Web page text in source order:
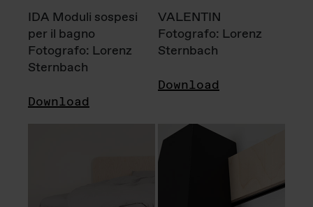
IDA Moduli sospesi
per il bagno
Fotografo: Lorenz
Sternbach
Download
VALENTIN
Fotografo: Lorenz
Sternbach
Download